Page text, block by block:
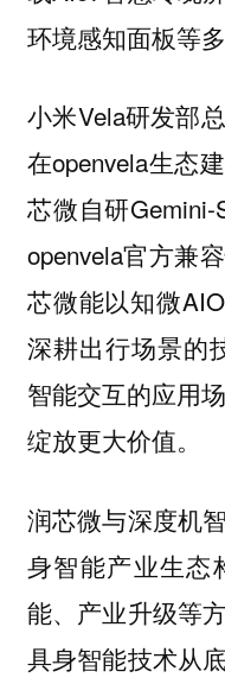
环境感知面板等多
小米Vela研发部
在openvela生态
芯微自研
openvela官方兼
芯微能以知微
深耕出行场景的
智能交互的应用
绽放更大价值。
润芯微与深度机
身智能产业生态
能、产业升级等
具身智能技术从